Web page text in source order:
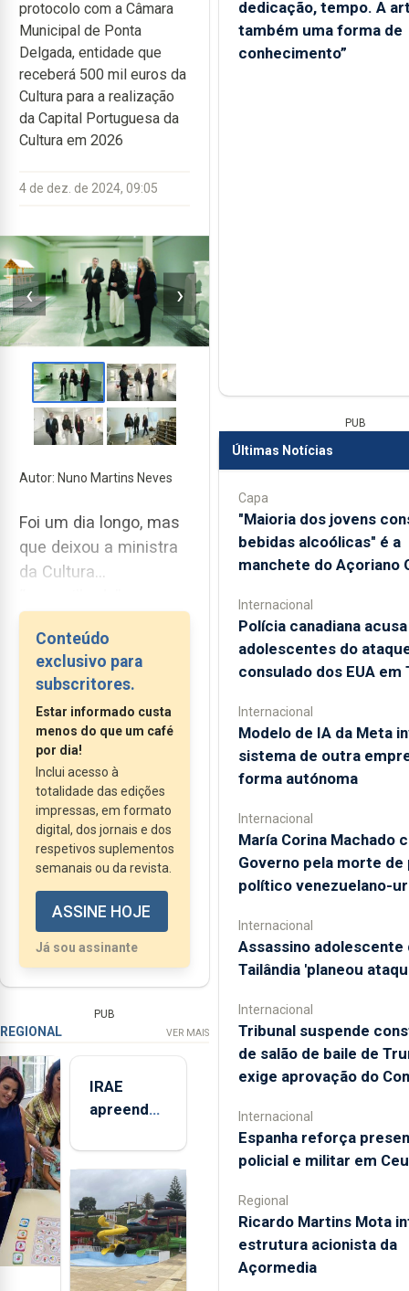
protocolo com a Câmara
Municipal de Ponta
Delgada, entidade que
receberá 500 mil euros da
Cultura para a realização
da Capital Portuguesa da
Cultura em 2026
4 de dez. de 2024, 09:05
‹ ›
Autor: Nuno Martins Neves
Foi um dia longo, mas
que deixou a ministra
da Cultura
arquipélago. Tanto
assim foi que num dos
últimos eventos do
primeiro de dois dias
de visita aos Açores,
Dalila Rodrigues
afirmou que “será
impossível não voltar
aqui”. Das Furnas a
Ponta Delgada, a
governante anunciou o
programa “Estudos da
Paisagem”, que terá
como primeira
convidada a açoriana...
Conteúdo
exclusivo para
subscritores.
Estar informado custa
menos do que um café
por dia!
Inclui acesso à
totalidade das edições
impressas, em formato
digital, dos jornais e dos
respetivos suplementos
semanais ou da revista.
ASSINE HOJE
Já sou assinante
PUB
REGIONAL VER MAIS
IRAE
apreendeu
toneladas
de
alimentos
entre
2021 e
2025 nos
dedicação, tempo. A
também uma forma de
conhecimento”
PUB
Últimas Notícias
Capa
"Maioria dos jovens
bebidas alcoólicas" é a
manchete do Açoriano
Internacional
Polícia canadiana
adolescentes do
consulado dos EUA em
Internacional
Modelo de IA da Meta
sistema de outra
forma autónoma
Internacional
María Corina Machado
Governo pela morte de
político venezuelano-
Internacional
Assassino adolescente
Tailândia 'planeou
Internacional
Tribunal suspende
de salão de baile de
exige aprovação do
Internacional
Espanha reforça
policial e militar em
Regional
Ricardo Martins Mota
estrutura acionista da
Açormedia